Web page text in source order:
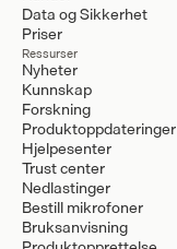
Data og Sikkerhet
Priser
Ressurser
Nyheter
Kunnskap
Forskning
Produktoppdateringer
Hjelpesenter
Trust center
Nedlastinger
Bestill mikrofoner
Bruksanvisning